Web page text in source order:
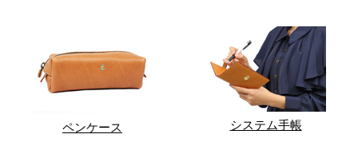
ペンケース システム手帳